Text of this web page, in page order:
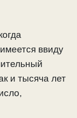
ввиду
и тысяча лет